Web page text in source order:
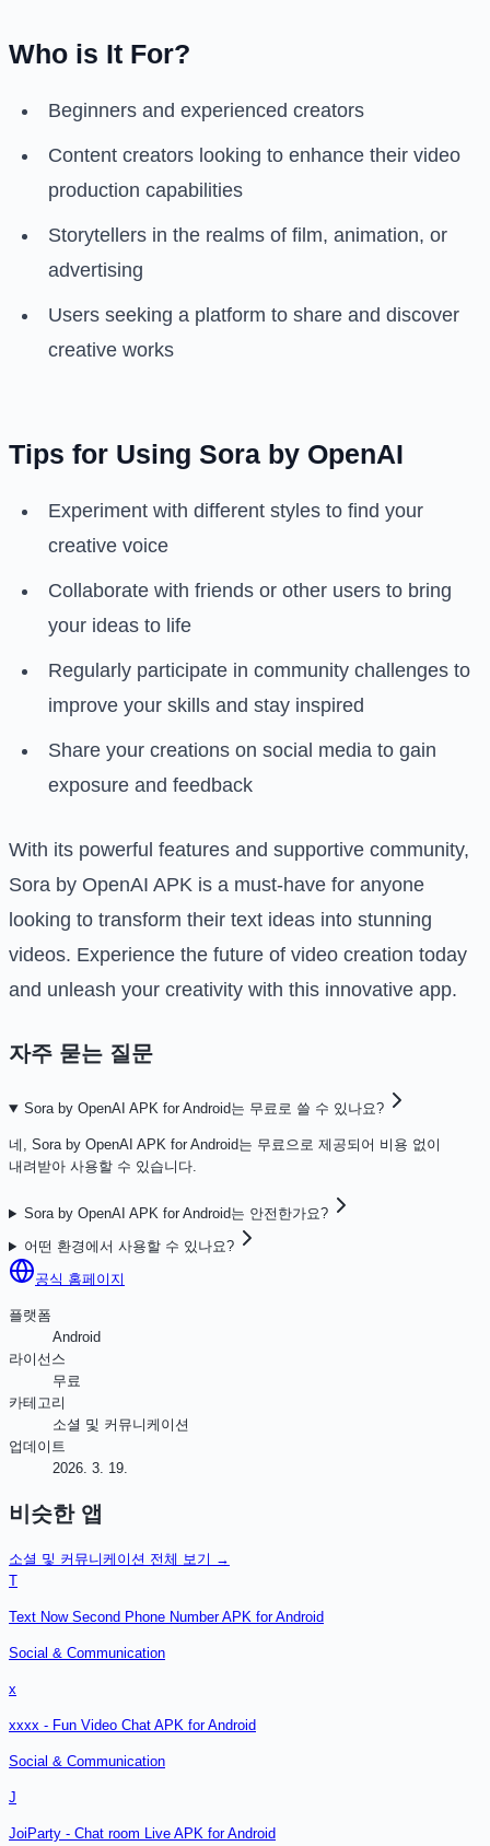
Who is It For?
Beginners and experienced creators
Content creators looking to enhance their video
production capabilities
Storytellers in the realms of film, animation, or
advertising
Users seeking a platform to share and discover
creative works
Tips for Using Sora by OpenAI
Experiment with different styles to find your
creative voice
Collaborate with friends or other users to bring
your ideas to life
Regularly participate in community challenges to
improve your skills and stay inspired
Share your creations on social media to gain
exposure and feedback
With its powerful features and supportive community,
Sora by OpenAI APK is a must-have for anyone
looking to transform their text ideas into stunning
videos. Experience the future of video creation today
and unleash your creativity with this innovative app.
자주 묻는 질문
Sora by OpenAI APK for Android는 무료로 쓸 수 있나요?
네, Sora by OpenAI APK for Android는 무료으로 제공되어 비용 없이
내려받아 사용할 수 있습니다.
Sora by OpenAI APK for Android는 안전한가요?
어떤 환경에서 사용할 수 있나요?
공식 홈페이지
플랫폼
Android
라이선스
무료
카테고리
소셜 및 커뮤니케이션
업데이트
2026. 3. 19.
비슷한 앱
소셜 및 커뮤니케이션 전체 보기 →
T
Text Now Second Phone Number APK for Android
Social & Communication
x
xxxx - Fun Video Chat APK for Android
Social & Communication
J
JoiParty - Chat room Live APK for Android